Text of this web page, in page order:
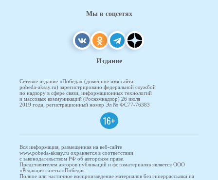
Мы в соцсетях
Издание
Сетевое издание «Победа» (доменное имя сайта
pobeda-aksay.ru) зарегистрировано федеральной службой
по надзору в сфере связи, информационных технологий
и массовых коммуникаций (Роскомнадзор) 26 июля
2019 года, регистрационный номер Эл № ФС77-76383
16+
Вся информация, размещенная на веб-сайте
www.pobeda-aksay.ru охраняется в соответствии
с законодательством РФ об авторском праве.
Представителем авторов публикаций и фотоматериалов является ООО
«Редакция газеты «Победа».
Полное или частичное воспроизведение материалов без гиперрассылки на